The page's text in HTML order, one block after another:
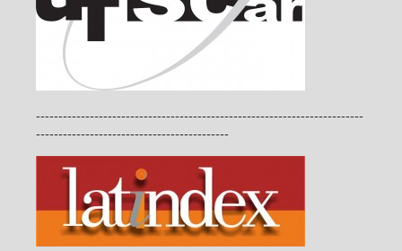
-------------------------------------------------------------------------
-------------------------------------------